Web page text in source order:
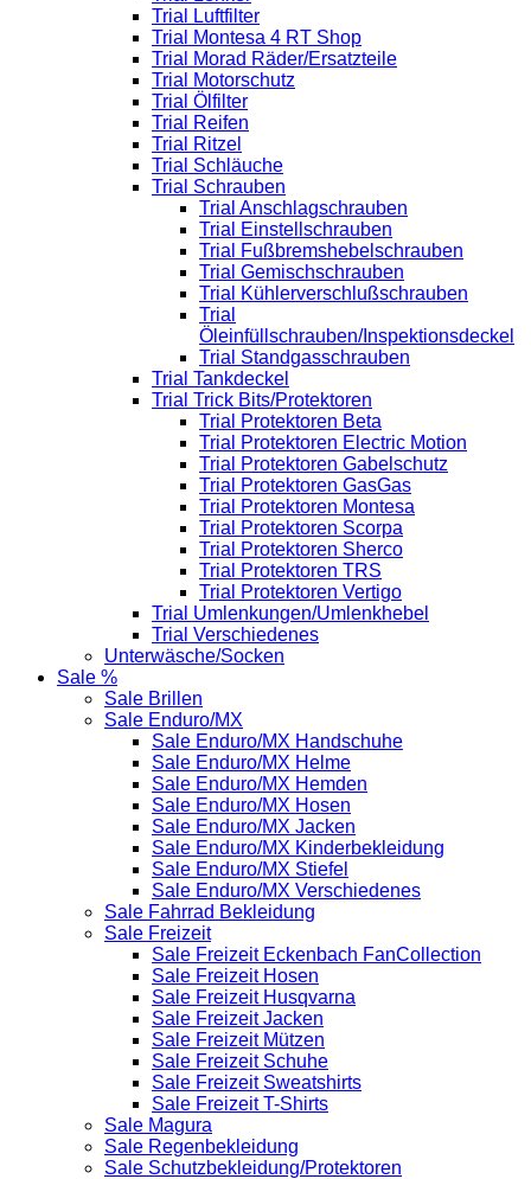
Trial Luftfilter
Trial Montesa 4 RT Shop
Trial Morad Räder/Ersatzteile
Trial Motorschutz
Trial Ölfilter
Trial Reifen
Trial Ritzel
Trial Schläuche
Trial Schrauben
Trial Anschlagschrauben
Trial Einstellschrauben
Trial Fußbremshebelschrauben
Trial Gemischschrauben
Trial Kühlerverschlußschrauben
Trial
Öleinfüllschrauben/Inspektionsdeckel
Trial Standgasschrauben
Trial Tankdeckel
Trial Trick Bits/Protektoren
Trial Protektoren Beta
Trial Protektoren Electric Motion
Trial Protektoren Gabelschutz
Trial Protektoren GasGas
Trial Protektoren Montesa
Trial Protektoren Scorpa
Trial Protektoren Sherco
Trial Protektoren TRS
Trial Protektoren Vertigo
Trial Umlenkungen/Umlenkhebel
Trial Verschiedenes
Unterwäsche/Socken
Sale %
Sale Brillen
Sale Enduro/MX
Sale Enduro/MX Handschuhe
Sale Enduro/MX Helme
Sale Enduro/MX Hemden
Sale Enduro/MX Hosen
Sale Enduro/MX Jacken
Sale Enduro/MX Kinderbekleidung
Sale Enduro/MX Stiefel
Sale Enduro/MX Verschiedenes
Sale Fahrrad Bekleidung
Sale Freizeit
Sale Freizeit Eckenbach FanCollection
Sale Freizeit Hosen
Sale Freizeit Husqvarna
Sale Freizeit Jacken
Sale Freizeit Mützen
Sale Freizeit Schuhe
Sale Freizeit Sweatshirts
Sale Freizeit T-Shirts
Sale Magura
Sale Regenbekleidung
Sale Schutzbekleidung/Protektoren